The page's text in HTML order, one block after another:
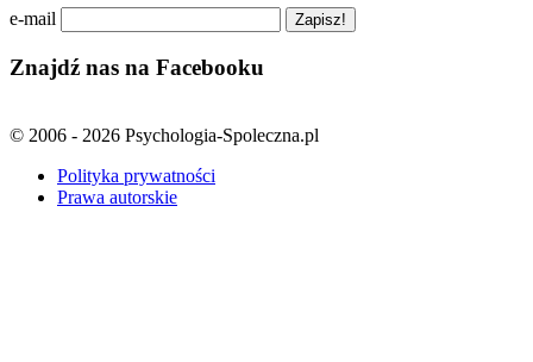
e-mail
Znajdź nas na Facebooku
© 2006 - 2026 Psychologia-Spoleczna.pl
Polityka prywatności
Prawa autorskie